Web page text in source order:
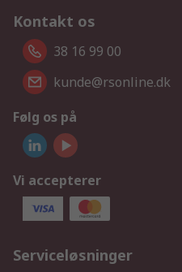
Kontakt os
38 16 99 00
kunde@rsonline.dk
Følg os på
Vi accepterer
Serviceløsninger